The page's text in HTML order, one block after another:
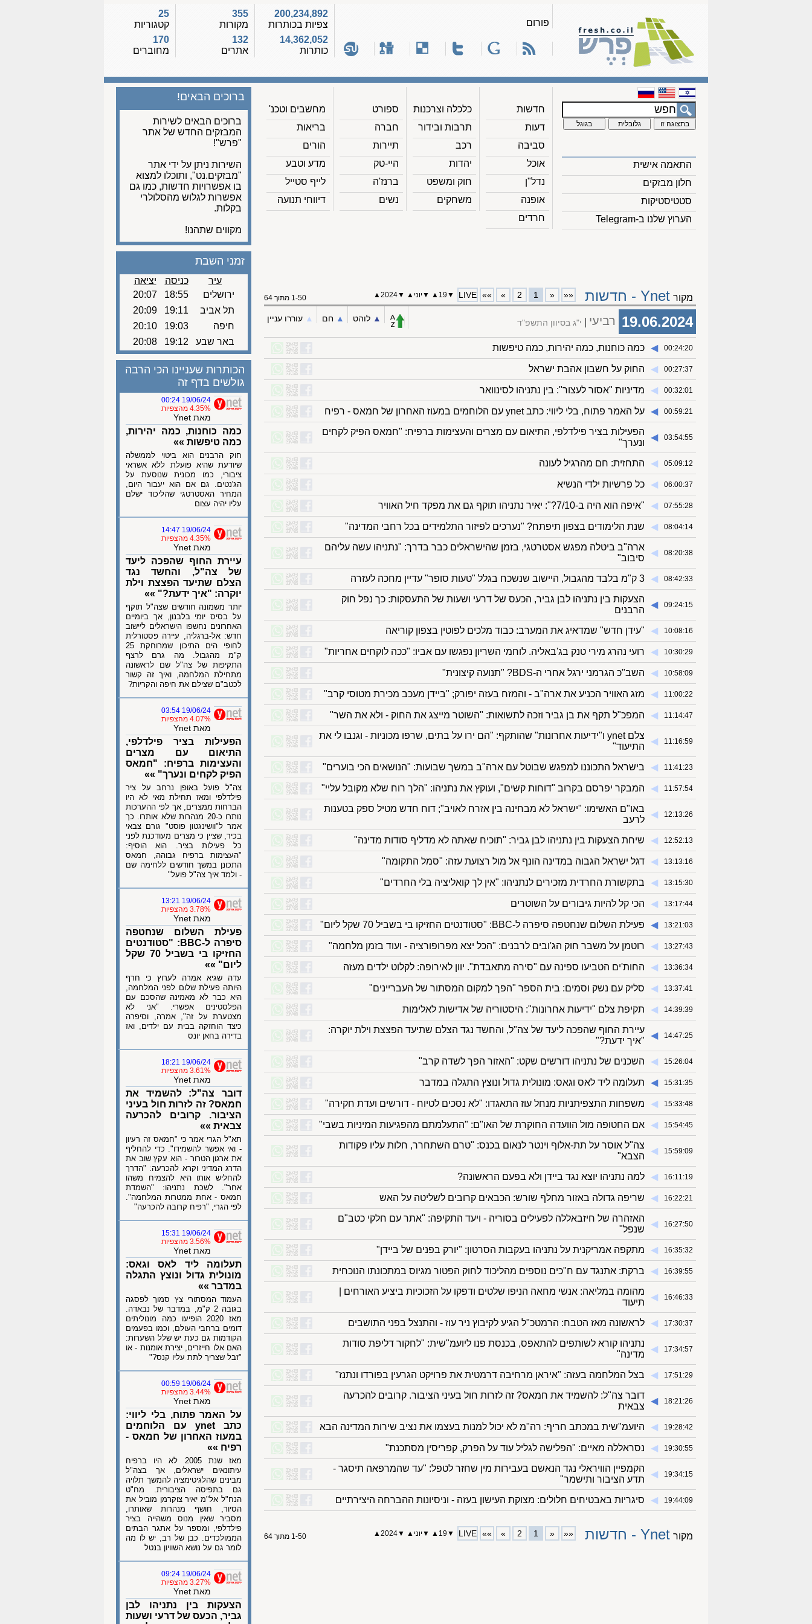
פורום
200,234,892
צפיות בכותרות
14,362,052
כותרות
355
מקורות
132
אתרים
25
קטגוריות
170
מחוברים
התאמה אישית
חלון מבזקים
סטטיסטיקות
הערוץ שלנו ב-Telegram
חדשות
דעות
סביבה
אוכל
נדל"ן
אופנה
חרדים
כלכלה וצרכנות
תרבות ובידור
רכב
יהדות
חוק ומשפט
משחקים
ספורט
חברה
תיירות
היי-טק
ברנז'ה
נשים
מחשבים וטכנ'
בריאות
הורים
מדע וטבע
לייף סטייל
דיווחי תנועה
ברוכים הבאים!
ברוכים הבאים לשירות
המבזקים החדש של אתר
"פרש"!
השירות ניתן על ידי אתר
"מבזקים.נט", ותוכלו למצוא
בו אפשרויות חדשות, כמו גם
אפשרות לגלוש מהסלולרי
בקלות.
מקווים שתהנו!
מקור Ynet - חדשות ««
«
1
2
»
»»
LIVE
▼
19
▲
▼יוני ▲
▼
2024
▲ 1-50 מתוך 64
19.06.2024 רביעי י"ג בסיוון התשפ"ד ▲︎ לוהט ▲︎ חם ▲︎ עוררו עניין
00:24:20
◀︎ כמה כוחנות, כמה יהירות, כמה טיפשות
00:27:37
◀︎ החוק על חשבון אהבת ישראל
00:32:01
◀︎ מדיניות "אסור לעצור": בין נתניהו לסינוואר
00:59:21
◀︎ על האמר פתוח, בלי ליווי: כתב ynet עם הלוחמים במעוז האחרון של חמאס - רפיח
03:54:55
◀︎
הפעילות בציר פילדלפי, התיאום עם מצרים והעצימות ברפיח: "חמאס הפיק לקחים
ונערך"
05:09:12
◀︎ התחזית: חם מהרגיל לעונה
06:00:37
◀︎ כל פרשיות ילדי הנשיא
07:55:28
◀︎ "איפה הוא היה ב-7/10?": יאיר נתניהו תוקף גם את מפקד חיל האוויר
08:04:14
◀︎ שנת הלימודים בצפון תיפתח? "נערכים לפיזור התלמידים בכל רחבי המדינה"
08:20:38
◀︎
ארה"ב ביטלה מפגש אסטרטגי, בזמן שהישראלים כבר בדרך: "נתניהו עשה עליהם
סיבוב"
08:42:33
◀︎ 3 ק"מ בלבד מהגבול, היישוב שנשכח בגלל "טעות סופר" עדיין מחכה לעזרה
09:24:15
◀︎
הצעקות בין נתניהו לבן גביר, הכעס של דרעי ושעות של התעסקות: כך נפל חוק
הרבנים
10:08:16
◀︎ "עידן חדש" שמדאיג את המערב: כבוד מלכים לפוטין בצפון קוריאה
10:30:29
◀︎ רועי נהרג מירי טנק בג'באליה. לוחמי השריון נפגשו עם אביו: "ככה לוקחים אחריות"
10:58:09
◀︎ השב"כ הגרמני ירגל אחרי ה-BDS? "תנועה קיצונית"
11:00:22
◀︎ מזג האוויר הכניע את ארה"ב - והמזח בעזה יפורק; "ביידן מעכב מכירת מטוסי קרב"
11:14:47
◀︎ המפכ"ל תקף את בן גביר וזכה לתשואות: "השוטר מייצג את החוק - ולא את השר"
11:16:59
◀︎
צלם ynet ו"ידיעות אחרונות" שהותקף: "הם ירו על בתים, שרפו מכוניות - וגנבו לי את
התיעוד"
11:41:23
◀︎ בישראל התכוננו למפגש שבוטל עם ארה"ב במשך שבועות: "הנושאים הכי בוערים"
11:57:54
◀︎ המבקר יפרסם בקרוב "דוחות קשים", ועוקץ את נתניהו: "הלך רוח שלא מקובל עליי"
12:13:26
◀︎
באו"ם האשימו: "ישראל לא מבחינה בין אזרח לאויב"; דוח חדש מטיל ספק בטענות
לרעב
12:52:13
◀︎ שיחת הצעקות בין נתניהו לבן גביר: "תוכיח שאתה לא מדליף סודות מדינה"
13:13:16
◀︎ דגל ישראל הגבוה במדינה הונף אל מול רצועת עזה: "סמל התקומה"
13:15:30
◀︎ בתקשורת החרדית מזכירים לנתניהו: "אין לך קואליציה בלי החרדים"
13:17:44
◀︎ הכי קל להיות גיבורים על השוטרים
13:21:03
◀︎ פעילת השלום שנחטפה סיפרה ל-BBC: "סטודנטים החזיקו בי בשביל 70 שקל ליום"
13:27:43
◀︎ רוטמן על משבר חוק הג'ובים לרבנים: "הכל יצא מפרופורציה - ועוד בזמן מלחמה"
13:36:34
◀︎ החות'ים הטביעו ספינה עם "סירה מתאבדת". יוון לאירופה: לקלוט ילדים מעזה
13:37:41
◀︎ סליק עם נשק וסמים: בית הספר "הפך למקום המסתור של העבריינים"
14:39:39
◀︎ תקיפת צלם "ידיעות אחרונות": היסטוריה של אדישות לאלימות
14:47:25
◀︎
עיירת החוף שהפכה ליעד של צה"ל, והחשד נגד הצלם שתיעד הפצצת וילת יוקרה:
"איך ידעת?"
15:26:04
◀︎ השכנים של נתניהו דורשים שקט: "האזור הפך לשדה קרב"
15:31:35
◀︎ תעלומה ליד לאס וגאס: מונולית גדול ונוצץ התגלה במדבר
15:33:48
◀︎ משפחות התצפיתניות מנחל עוז התאגדו: "לא נסכים לטיוח - דורשים ועדת חקירה"
15:54:45
◀︎ אם החטופה מול הוועדה החוקרת של האו"ם: "התעלמתם מהפגיעות המיניות בשבי"
15:59:09
◀︎
צה"ל אוסר על תת-אלוף וינטר לנאום בכנס: "טרם השתחרר, חלות עליו פקודות
הצבא"
16:11:19
◀︎ למה נתניהו יוצא נגד ביידן ולא בפעם הראשונה?
16:22:21
◀︎ שריפה גדולה באזור מחלף שורש: הכבאים קרובים לשליטה על האש
16:27:50
◀︎
האזהרה של חיזבאללה לפעילים בסוריה - ויעד התקיפה: "אתר עם חלקי כטב"ם
שנפל"
16:35:32
◀︎ מתקפה אמריקנית על נתניהו בעקבות הסרטון: "יורק בפנים של ביידן"
16:39:55
◀︎ ברקת: אתנגד עם ח"כים נוספים מהליכוד לחוק הפטור מגיוס במתכונתו הנוכחית
16:46:33
◀︎
מהומה במליאה: אנשי מחאה הניפו שלטים ודפקו על הזכוכיות ביציע האורחים |
תיעוד
17:30:37
◀︎ לראשונה מאז הטבח: הרמטכ"ל הגיע לקיבוץ ניר עוז - והתנצל בפני התושבים
17:34:57
◀︎
נתניהו קורא לשותפים להתאפס, בכנסת פנו ליועמ"שית: "לחקור דליפת סודות
מדינה"
17:51:29
◀︎ בצל המלחמה בעזה: "איראן מרחיבה דרמטית את פרויקט הגרעין בפורדו ונתנז"
18:21:26
◀︎
דובר צה"ל: להשמיד את חמאס? זה לזרות חול בעיני הציבור. קרובים להכרעה
צבאית
19:28:42
◀︎ היועמ"שית במכתב חריף: רה"מ לא יכול למנות בעצמו את נציב שירות המדינה הבא
19:30:55
◀︎ נסראללה מאיים: "הפלישה לגליל עוד על הפרק, קפריסין מסתכנת"
19:34:15
◀︎
הקמפיין הוויראלי נגד הנאשם בעבירות מין שחזר לטפל: "עד שהמרפאה תיסגר -
תדע הציבור ותישמר"
19:44:09
◀︎ סיגריות באבטיחים חלולים: מצוקת העישון בעזה - וניסיונות ההברחה היצירתיים
מקור Ynet - חדשות ««
«
1
2
»
»»
LIVE
▼
19
▲
▼יוני ▲
▼
2024
▲ 1-50 מתוך 64
זמני השבת
עיר כניסה
יציאה
ירושלים
18:55
20:07
תל אביב
19:11
20:09
חיפה
19:03
20:10
באר שבע
19:12
20:08
הכותרות שעניינו הכי הרבה
גולשים בדף זה
19/06/24 00:24
4.35% מהצפיות
מאת Ynet
כמה כוחנות, כמה יהירות,
כמה טיפשות »»
חוק הרבנים הוא ביטוי לממשלה
שיודעת שהיא פועלת ללא אשראי
ציבורי, כמו מכונית שנוסעת על
הג'נטים. גם אם הוא יעבור היום,
המחיר האסטרטגי שהליכוד ישלם
עליו יהיה עצום
19/06/24 14:47
4.35% מהצפיות
מאת Ynet
עיירת החוף שהפכה ליעד
של צה"ל, והחשד נגד
הצלם שתיעד הפצצת וילת
יוקרה: "איך ידעת?" »»
יותר משמונה חודשים שצה"ל תוקף
על בסיס יומי בלבנון, אך ביומיים
האחרונים נחשפו הישראלים ליישוב
חדש: אל-ברגליה, עיירה פסטורלית
לחופי הים התיכון שמרוחקת 25
ק"מ מהגבול. מה גרם לרצף
התקיפות של צה"ל שם לראשונה
מתחילת המלחמה, ואיך זה קשור
לכטב"ם שצילם את חיפה והקריות?
19/06/24 03:54
4.07% מהצפיות
מאת Ynet
הפעילות בציר פילדלפי,
התיאום עם מצרים
והעצימות ברפיח: "חמאס
הפיק לקחים ונערך" »»
צה"ל פועל באופן נרחב על ציר
פילדלפי ומאז תחילת מאי לא היו
הברחות ממצרים, אך לפי ההערכות
נותרו כ-20 מנהרות שלא אותרו. כך
אמר ל"וושינגטון פוסט" גורם צבאי
בכיר, שציין כי מצרים מעודכנת לפני
כל פעילות בציר. הוא הוסיף:
"העצימות ברפיח גבוהה, חמאס
התכונן במשך חודשים ללחימה שם
- ולמד איך צה"ל פועל"
19/06/24 13:21
3.78% מהצפיות
מאת Ynet
פעילת השלום שנחטפה
סיפרה ל-BBC: "סטודנטים
החזיקו בי בשביל 70 שקל
ליום" »»
עדה שגיא אמרה לערוץ כי חרף
היותה פעילת שלום לפני המלחמה,
היא כבר לא מאמינה שהסכם עם
הפלסטינים אפשרי. "אני לא
מצטערת על זה", אמרה, וסיפרה
כיצד הוחזקה בבית עם ילדים, ואז
בדירה בחאן יונס
19/06/24 18:21
3.61% מהצפיות
מאת Ynet
דובר צה"ל: להשמיד את
חמאס? זה לזרות חול בעיני
הציבור. קרובים להכרעה
צבאית »»
תא"ל הגרי אמר כי "חמאס זה רעיון
- ואי אפשר להשמידו". כדי להחליף
את ארגון הטרור - הוא עקץ שוב את
הדרג המדיני וקרא להכרעה: "הדרך
להחליש אותו היא להצמיח משהו
אחר". לשכת נתניהו: "השמדת
חמאס - אחת ממטרות המלחמה".
לפי הגרי, "רפיח קרובה להכרעה"
19/06/24 15:31
3.56% מהצפיות
מאת Ynet
תעלומה ליד לאס וגאס:
מונולית גדול ונוצץ התגלה
במדבר »»
העמוד המסתורי צץ סמוך לפסגה
בגובה 2 ק"מ, במדבר של נבאדה.
מאז 2020 הופיעו כמה מונוליתים
דומים ברחבי העולם, וכמו בפעמים
הקודמות גם כעת יש שלל השערות:
האם אלו חייזרים, יצירת אומנות - או
"זבל שצריך לתת עליו קנס?"
19/06/24 00:59
3.44% מהצפיות
מאת Ynet
על האמר פתוח, בלי ליווי:
כתב ynet עם הלוחמים
במעוז האחרון של חמאס -
רפיח »»
מאז שנת 2005 לא היו ברפיח
עיתונאים ישראלים, אך בצה"ל
מבינים שהלגיטימציה להמשך תלויה
גם בתפיסה הציבורית. מח"ט
הנח"ל אל"מ יאיר צוקרמן מוביל את
הסיור, חושף מנהרות שאותרו,
מסביר שאין מנוס משהייה בציר
פילדלפי, ומספר על אתגר הבתים
הממולכדים. כבן של רב, יש לו מה
לומר גם על נושא השוויון בנטל
19/06/24 09:24
3.27% מהצפיות
מאת Ynet
הצעקות בין נתניהו לבן
גביר, הכעס של דרעי ושעות